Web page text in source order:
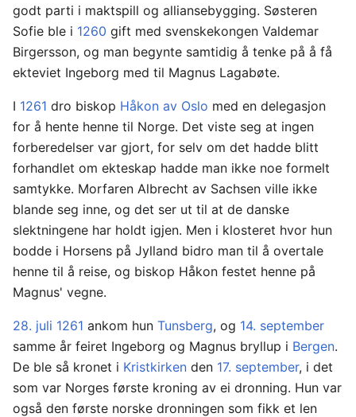
godt parti i maktspill og alliansebygging. Søsteren
Sofie ble i 1260 gift med svenskekongen Valdemar
Birgersson, og man begynte samtidig å tenke på å få
ekteviet Ingeborg med til Magnus Lagabøte.
I 1261 dro biskop Håkon av Oslo med en delegasjon
for å hente henne til Norge. Det viste seg at ingen
forberedelser var gjort, for selv om det hadde blitt
forhandlet om ekteskap hadde man ikke noe formelt
samtykke. Morfaren Albrecht av Sachsen ville ikke
blande seg inne, og det ser ut til at de danske
slektningene har holdt igjen. Men i klosteret hvor hun
bodde i Horsens på Jylland bidro man til å overtale
henne til å reise, og biskop Håkon festet henne på
Magnus' vegne.
28. juli 1261 ankom hun Tunsberg, og 14. september
samme år feiret Ingeborg og Magnus bryllup i Bergen.
De ble så kronet i Kristkirken den 17. september, i det
som var Norges første kroning av ei dronning. Hun var
også den første norske dronningen som fikk et len